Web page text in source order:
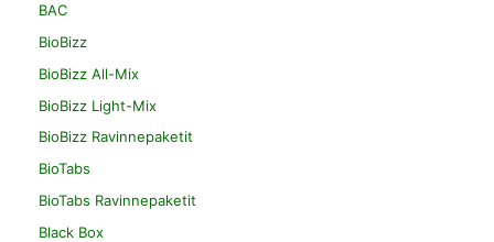
BAC
BioBizz
BioBizz All-Mix
BioBizz Light-Mix
BioBizz Ravinnepaketit
BioTabs
BioTabs Ravinnepaketit
Black Box